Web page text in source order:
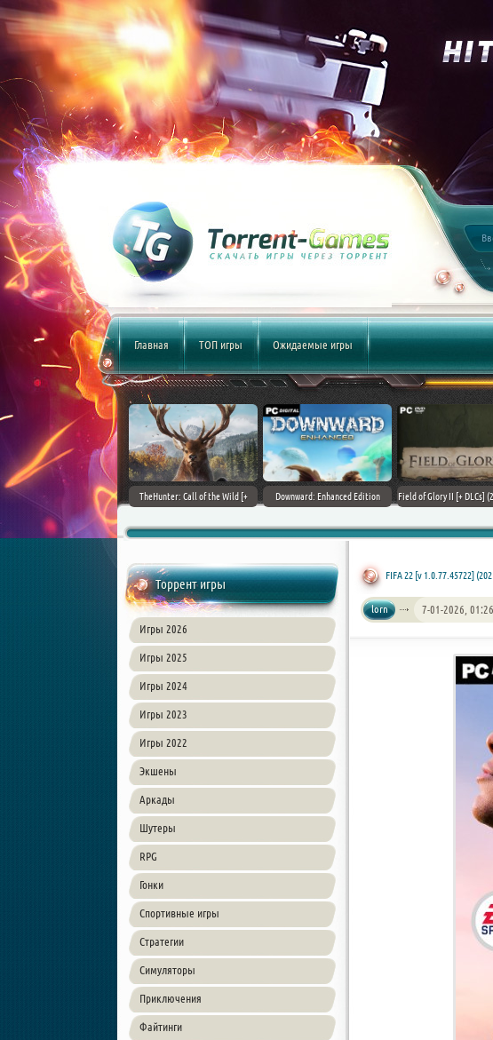
Главная ТОП игры Ожидаемые игры
World [v 1.11.4 + DLCs] (2017)
PC | Лицензия
TheHunter: Call of the Wild [+
Downward: Enhanced Edition
Field of Glory II [+ DLCs]
Торрент игры
Игры 2026
Игры 2025
Игры 2024
Игры 2023
Игры 2022
Экшены
Аркады
Шутеры
RPG
Гонки
Спортивные игры
Стратегии
Симуляторы
Приключения
Файтинги
FIFA 22 [v 1.0.77.45722]
lorn 7-01-2026, 01:26